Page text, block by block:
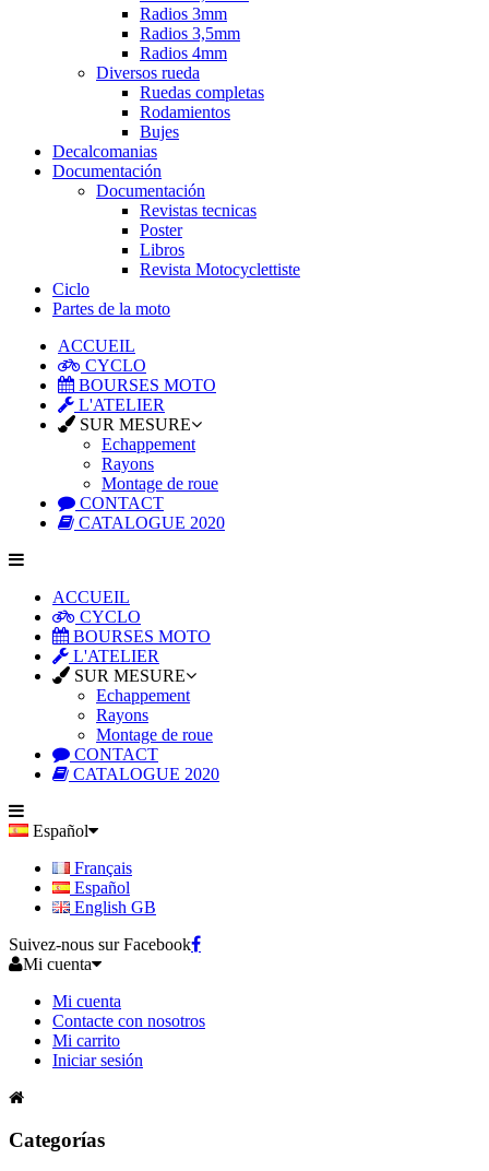
Radios 3mm
Radios 3,5mm
Radios 4mm
Diversos rueda
Ruedas completas
Rodamientos
Bujes
Decalcomanias
Documentación
Documentación
Revistas tecnicas
Poster
Libros
Revista Motocyclettiste
Ciclo
Partes de la moto
ACCUEIL
CYCLO
BOURSES MOTO
L'ATELIER
SUR MESURE
Echappement
Rayons
Montage de roue
CONTACT
CATALOGUE 2020
ACCUEIL
CYCLO
BOURSES MOTO
L'ATELIER
SUR MESURE
Echappement
Rayons
Montage de roue
CONTACT
CATALOGUE 2020
Español
Français
Español
English GB
Suivez-nous sur Facebook
Mi cuenta
Mi cuenta
Contacte con nosotros
Mi carrito
Iniciar sesión
Categorías